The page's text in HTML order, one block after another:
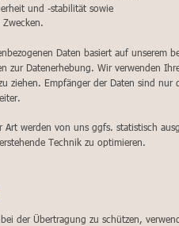
und -stabilität sowie
Zwecken.
Daten basiert auf unserem
zur Datenerhebung. Wir verwenden
ziehen. Empfänger der Daten sind
Art werden von uns ggfs. statistisch
Technik zu optimieren.
der Übertragung zu schützen,